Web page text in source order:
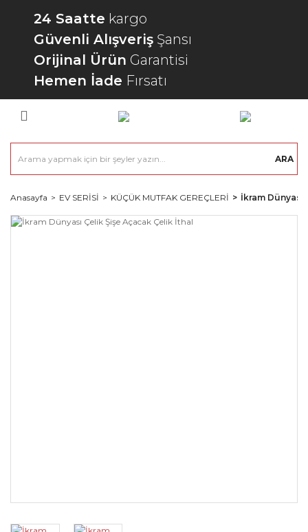
24 Saatte kargo
Güvenli Alışveriş Şansı
Orijinal Ürün Garantisi
Hemen İade Fırsatı
ARA
Anasayfa EV SERİSİ KÜÇÜK MUTFAK GEREÇLERİ İkram